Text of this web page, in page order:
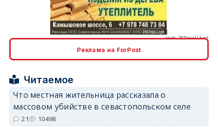
Реклама на ForPost
Читаемое
Что местная жительница рассказала о
массовом убийстве в севастопольском селе
21 10498